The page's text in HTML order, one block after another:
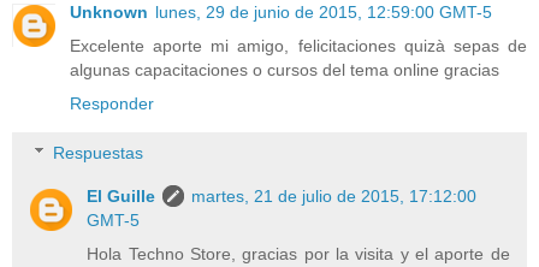
Unknown lunes, 29 de junio de 2015, 12:59:00 GMT-5
Excelente aporte mi amigo, felicitaciones quizà sepas de
algunas capacitaciones o cursos del tema online gracias
Responder
Respuestas
El Guille
martes, 21 de julio de 2015, 17:12:00
GMT-5
Hola Techno Store, gracias por la visita y el aporte de